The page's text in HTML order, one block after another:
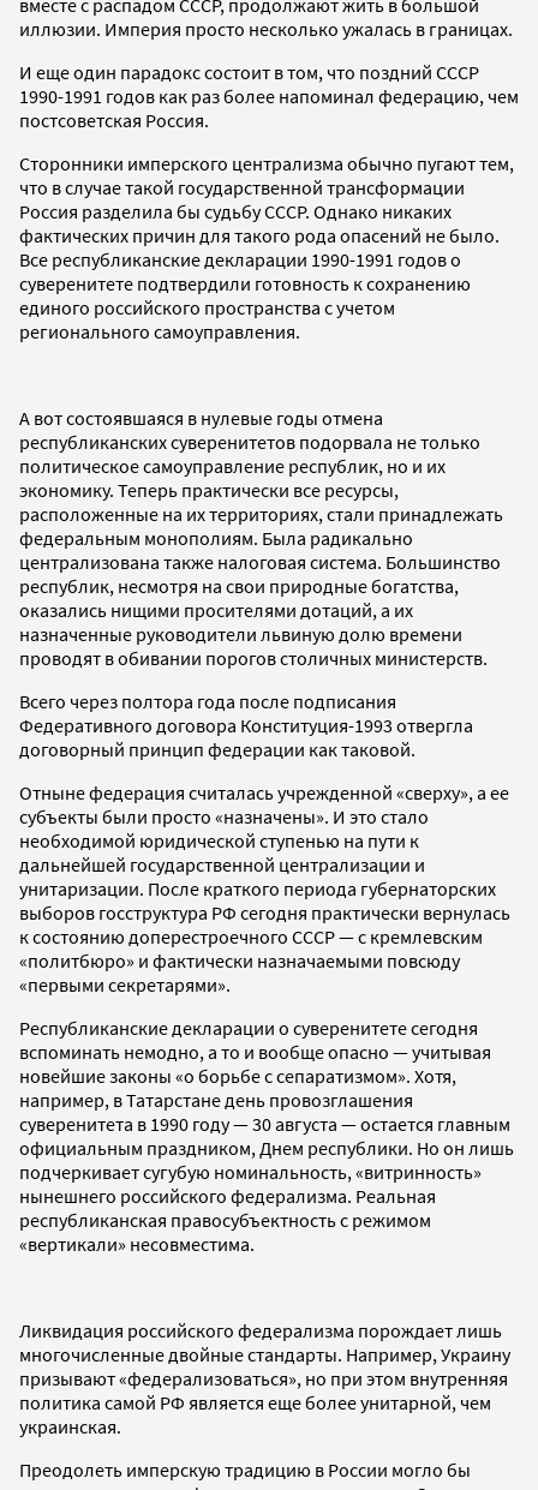
иллюзии. Империя просто несколько ужалась в границах.
И еще один парадокс состоит в том, что поздний СССР
1990-1991 годов как раз более напоминал федерацию, чем
постсоветская Россия.
Сторонники имперского централизма обычно пугают тем,
что в случае такой государственной трансформации
Россия разделила бы судьбу СССР. Однако никаких
фактических причин для такого рода опасений не было.
Все республиканские декларации 1990-1991 годов о
суверенитете подтвердили готовность к сохранению
единого российского пространства с учетом
регионального самоуправления.
А вот состоявшаяся в нулевые годы отмена
республиканских суверенитетов подорвала не только
политическое самоуправление республик, но и их
экономику. Теперь практически все ресурсы,
расположенные на их территориях, стали принадлежать
федеральным монополиям. Была радикально
централизована также налоговая система. Большинство
республик, несмотря на свои природные богатства,
оказались нищими просителями дотаций, а их
назначенные руководители львиную долю времени
проводят в обивании порогов столичных министерств.
Всего через полтора года после подписания
Федеративного договора Конституция-1993 отвергла
договорный принцип федерации как таковой.
Отныне федерация считалась учрежденной «сверху», а ее
субъекты были просто «назначены». И это стало
необходимой юридической ступенью на пути к
дальнейшей государственной централизации и
унитаризации. После краткого периода губернаторских
выборов госструктура РФ сегодня практически вернулась
к состоянию доперестроечного СССР — с кремлевским
«политбюро» и фактически назначаемыми повсюду
«первыми секретарями».
Республиканские декларации о суверенитете сегодня
вспоминать немодно, а то и вообще опасно — учитывая
новейшие законы «о борьбе с сепаратизмом». Хотя,
например, в Татарстане день провозглашения
суверенитета в 1990 году — 30 августа — остается главным
официальным праздником, Днем республики. Но он лишь
подчеркивает сугубую номинальность, «витринность»
нынешнего российского федерализма. Реальная
республиканская правосубъектность с режимом
«вертикали» несовместима.
Ликвидация российского федерализма порождает лишь
многочисленные двойные стандарты. Например, Украину
призывают «федерализоваться», но при этом внутренняя
политика самой РФ является еще более унитарной, чем
украинская.
Преодолеть имперскую традицию в России могло бы